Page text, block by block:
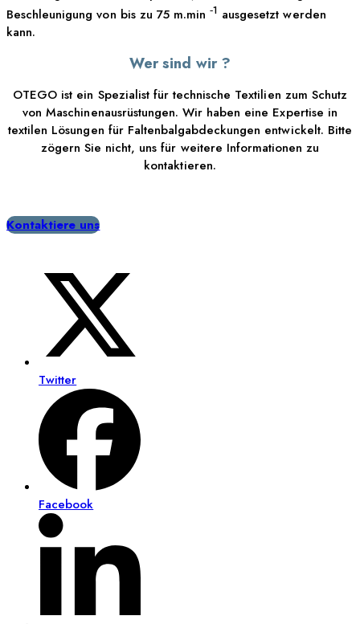
Beschleunigung von bis zu 75 m.min‐1 ausgesetzt werden
kann.
Wer sind wir ?
OTEGO ist ein Spezialist für technische Textilien zum Schutz
von Maschinenausrüstungen. Wir haben eine Expertise in
textilen Lösungen für Faltenbalgabdeckungen entwickelt. Bitte
zögern Sie nicht, uns für weitere Informationen zu
kontaktieren.
Kontaktiere uns
Twitter
Facebook